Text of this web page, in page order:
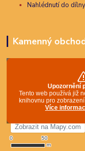
Nahlédnutí do dílny
Kamenný